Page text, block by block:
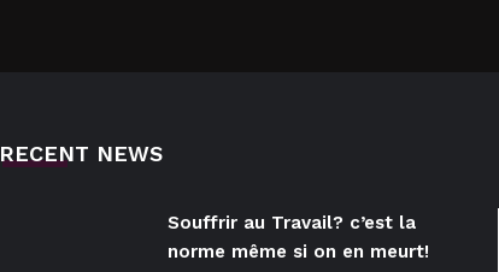
RECENT NEWS
Souffrir au Travail? c’est la
norme même si on en meurt!